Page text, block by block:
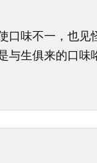
口味不一，也见
与生俱来的口味